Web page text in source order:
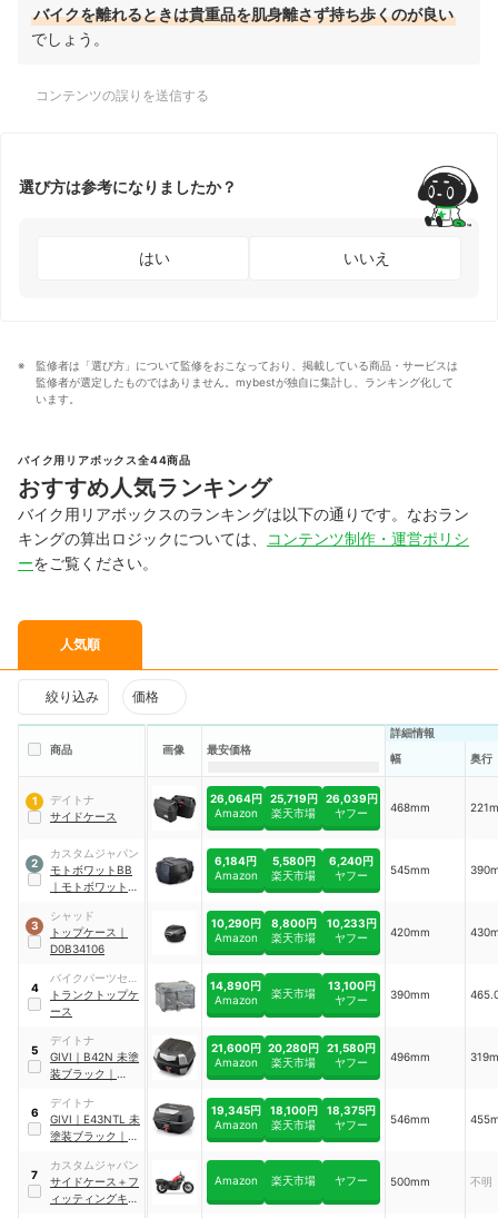
バイクを離れるときは貴重品を肌身離さず持ち歩くのが良い
でしょう。
コンテンツの誤りを送信する
選び方は参考になりましたか？
はい いいえ
監修者は「選び方」について監修をおこなっており、掲載している商品・サービスは
監修者が選定したものではありません。mybestが独自に集計し、ランキング化して
います。
バイク用リアボックス全44商品
おすすめ人気ランキング
バイク用リアボックスのランキングは以下の通りです。なおラン
キングの算出ロジックについては、
コンテンツ制作・運営ポリシ
ーをご覧ください。
人気順
絞り込み 価格
商品 画像 最安価格
詳細情報
幅
奥行
1
デイトナ
サイドケース
26,064円
Amazon
25,719円
楽天市場
26,039円
ヤフー
468mm
2
カスタムジャパン
モトボワットBB
｜ モトボワットリ
BB47ADV
6,184円
Amazon
5,580円
楽天市場
6,240円
ヤフー
545mm
3
シャッド
トップケース ｜
D0B34106
10,290円
Amazon
8,800円
楽天市場
10,233円
ヤフー
420mm
4
バイクパーツセン
ター
トランクトップケ
ース
14,890円
Amazon
楽天市場
13,100円
ヤフー
390mm
5
デイトナ
GIVI ｜ B42N 未塗
装ブラック ｜
21,600円
Amazon
20,280円
楽天市場
21,580円
ヤフー
496mm
6
デイトナ
GIVI ｜ E43NTL 未
塗装ブラック ｜
19,345円
Amazon
18,100円
楽天市場
18,375円
ヤフー
546mm
7
カスタムジャパン
サイドケース＋フ
ィッティングキッ
Amazon 楽天市場 ヤフー 500mm 不明